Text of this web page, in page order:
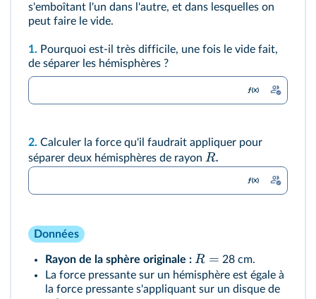
s'emboîtant l'un dans l'autre, et dans lesquelles on
peut faire le vide.
1. Pourquoi est-il très difficile, une fois le vide fait,
de séparer les hémisphères ?
2. Calculer la force qu'il faudrait appliquer pour
séparer deux hémisphères de rayon R.
Données
Rayon de la sphère originale : R = 28 cm.
La force pressante sur un hémisphère est égale à
la force pressante s'appliquant sur un disque de